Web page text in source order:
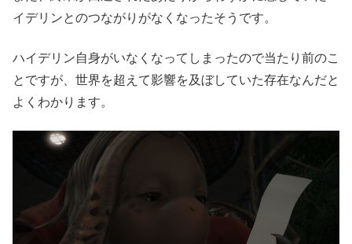
イデリンとのつながりがなくなったそうです。
ハイデリン自身がいなくなってしまったので当たり前のこ
とですが、世界を超えて影響を及ぼしていた存在なんだと
よくわかります。